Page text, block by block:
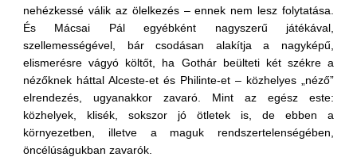
nehézkessé válik az ölelkezés – ennek nem lesz folytatása.
És Mácsai Pál egyébként nagyszerű játékával,
szellemességével, bár csodásan alakítja a nagyképű,
elismerésre vágyó költőt, ha Gothár beülteti két székre a
nézőknek háttal Alceste-et és Philinte-et – közhelyes „néző”
elrendezés, ugyanakkor zavaró. Mint az egész este:
közhelyek, klisék, sokszor jó ötletek is, de ebben a
környezetben, illetve a maguk rendszertelenségében,
öncélúságukban zavarók.